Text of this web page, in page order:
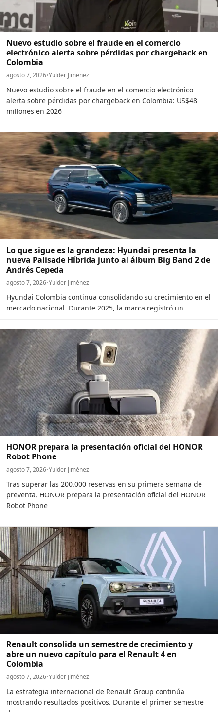
Nuevo estudio sobre el fraude en el comercio
electrónico alerta sobre pérdidas por chargeback en
Colombia
agosto 7, 2026•Yulder Jiménez
Nuevo estudio sobre el fraude en el comercio electrónico
alerta sobre pérdidas por chargeback en Colombia: US$48
millones en 2026
Lo que sigue es la grandeza: Hyundai presenta la
nueva Palisade Híbrida junto al álbum Big Band 2 de
Andrés Cepeda
agosto 7, 2026•Yulder Jiménez
Hyundai Colombia continúa consolidando su crecimiento en el
mercado nacional. Durante 2025, la marca registró un...
HONOR prepara la presentación oficial del HONOR
Robot Phone
agosto 7, 2026•Yulder Jiménez
Tras superar las 200.000 reservas en su primera semana de
preventa, HONOR prepara la presentación oficial del HONOR
Robot Phone
Renault consolida un semestre de crecimiento y
abre un nuevo capítulo para el Renault 4 en
Colombia
agosto 7, 2026•Yulder Jiménez
La estrategia internacional de Renault Group continúa
mostrando resultados positivos. Durante el primer semestre